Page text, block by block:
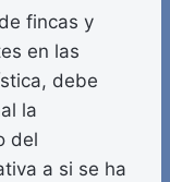
fincas y
en las
debe
la
del
a si se ha